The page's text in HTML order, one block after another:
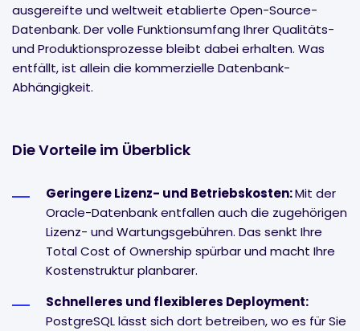
ausgereifte und weltweit etablierte Open-Source-
Datenbank. Der volle Funktionsumfang Ihrer Qualitäts-
und Produktionsprozesse bleibt dabei erhalten. Was
entfällt, ist allein die kommerzielle Datenbank-
Abhängigkeit.
Die Vorteile im Überblick
Geringere Lizenz- und Betriebskosten:Mit der
Oracle-Datenbank entfallen auch die zugehörigen
Lizenz- und Wartungsgebühren. Das senkt Ihre
Total Cost of Ownership spürbar und macht Ihre
Kostenstruktur planbarer.
Schnelleres und flexibleres Deployment:
PostgreSQL lässt sich dort betreiben, wo es für Sie